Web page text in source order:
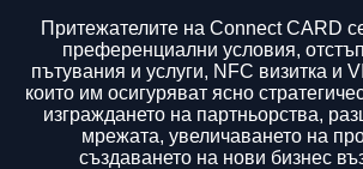
Притежателите на Connect CARD
преференциални условия,
пътувания и услуги, NFC визитка и
които им осигуряват ясно
изграждането на партньорства,
мрежата, увеличаването на
създаването на нови бизнес